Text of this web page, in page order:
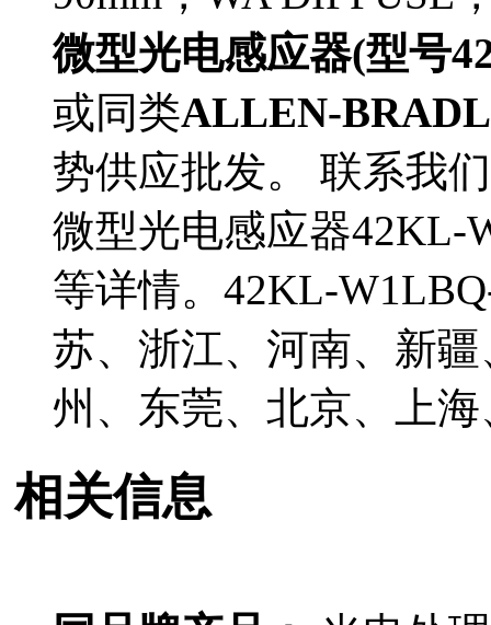
微型光电感应器(型号
或同类ALLEN-
势供应批发。 联系我
微型光电感应器42KL-
等详情。42KL-
苏、浙江、河南、新
州、东莞、北京、上
相关信息